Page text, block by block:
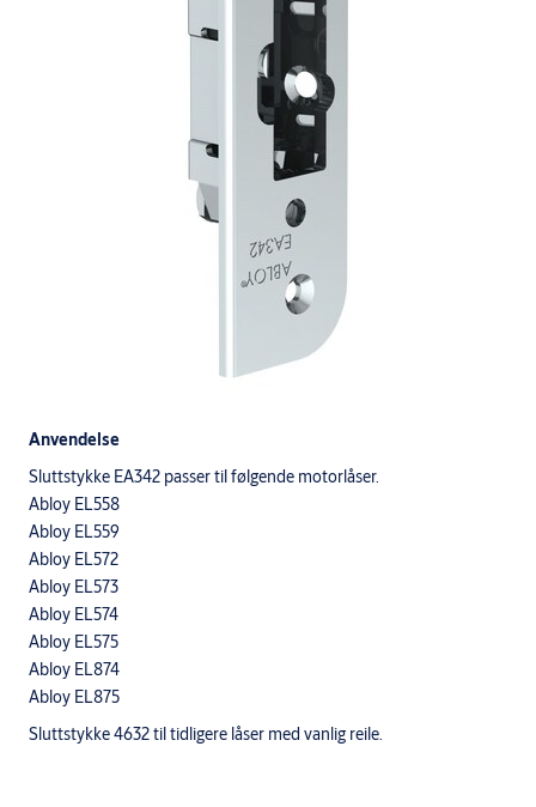
Anvendelse
Sluttstykke EA342 passer til følgende motorlåser.
Abloy EL558
Abloy EL559
Abloy EL572
Abloy EL573
Abloy EL574
Abloy EL575
Abloy EL874
Abloy EL875
Sluttstykke 4632 til tidligere låser med vanlig reile.